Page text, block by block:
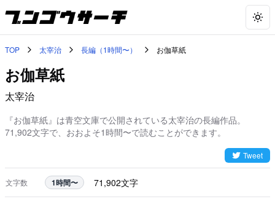
TOP 太宰治 長編（1時間〜） お伽草紙
お伽草紙
太宰治
『お伽草紙』は青空文庫で公開されている太宰治の長編作品。
71,902文字で、おおよそ1時間〜で読むことができます。
Tweet
文字数 1時間〜 71,902文字